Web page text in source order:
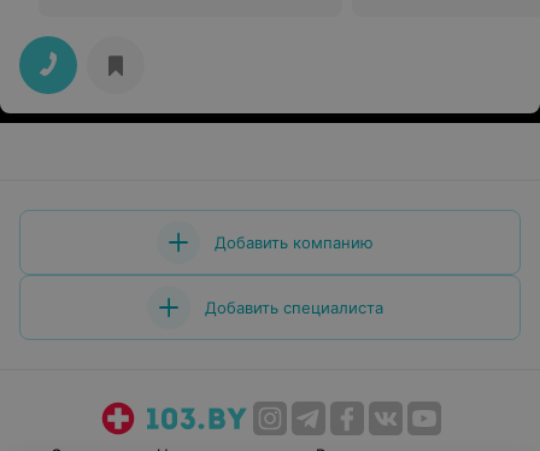
Добавить компанию
Добавить специалиста